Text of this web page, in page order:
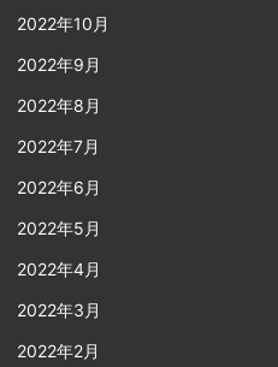
2022年10月
2022年9月
2022年8月
2022年7月
2022年6月
2022年5月
2022年4月
2022年3月
2022年2月